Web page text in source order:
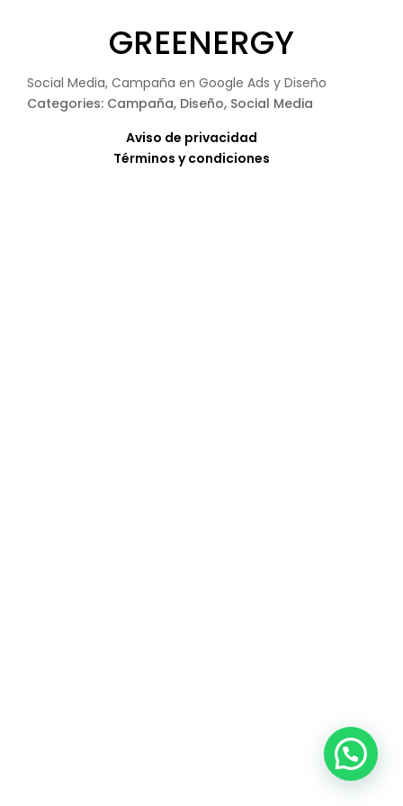
GREENERGY
Social Media, Campaña en Google Ads y Diseño
Categories: Campaña, Diseño, Social Media
Aviso de privacidad
Términos y condiciones